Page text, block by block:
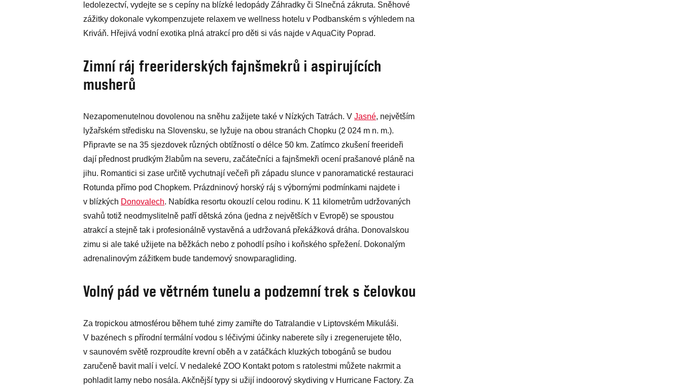
ledolezectví, vydejte se s cepíny na blízké ledopády Záhradky či Slnečná zákruta. Sněhové
zážitky dokonale vykompenzujete relaxem ve wellness hotelu v Podbanském s výhledem na
Kriváň. Hřejivá vodní exotika plná atrakcí pro děti si vás najde v AquaCity Poprad.
Zimní ráj freeriderských fajnšmekrů i aspirujících
musherů
Nezapomenutelnou dovolenou na sněhu zažijete také v Nízkých Tatrách. V Jasné, největším
lyžařském středisku na Slovensku, se lyžuje na obou stranách Chopku (2 024 m n. m.).
Připravte se na 35 sjezdovek různých obtížností o délce 50 km. Zatímco zkušení freerideři
dají přednost prudkým žlabům na severu, začátečníci a fajnšmekři ocení prašanové pláně na
jihu. Romantici si zase určitě vychutnají večeři při západu slunce v panoramatické restauraci
Rotunda přímo pod Chopkem. Prázdninový horský ráj s výbornými podmínkami najdete i
v blízkých Donovalech. Nabídka resortu okouzlí celou rodinu. K 11 kilometrům udržovaných
svahů totiž neodmyslitelně patří dětská zóna (jedna z největších v Evropě) se spoustou
atrakcí a stejně tak i profesionálně vystavěná a udržovaná překážková dráha. Donovalskou
zimu si ale také užijete na běžkách nebo z pohodlí psího i koňského spřežení. Dokonalým
adrenalinovým zážitkem bude tandemový snowparagliding.
Volný pád ve větrném tunelu a podzemní trek s čelovkou
Za tropickou atmosférou během tuhé zimy zamiřte do Tatralandie v Liptovském Mikuláši.
V bazénech s přírodní termální vodou s léčivými účinky naberete síly i zregenerujete tělo,
v saunovém světě rozproudíte krevní oběh a v zatáčkách kluzkých tobogánů se budou
zaručeně bavit malí i velcí. V nedaleké ZOO Kontakt potom s ratolestmi můžete nakrmit a
pohladit lamy nebo nosála. Akčnější typy si užijí indoorový skydiving v Hurricane Factory. Za